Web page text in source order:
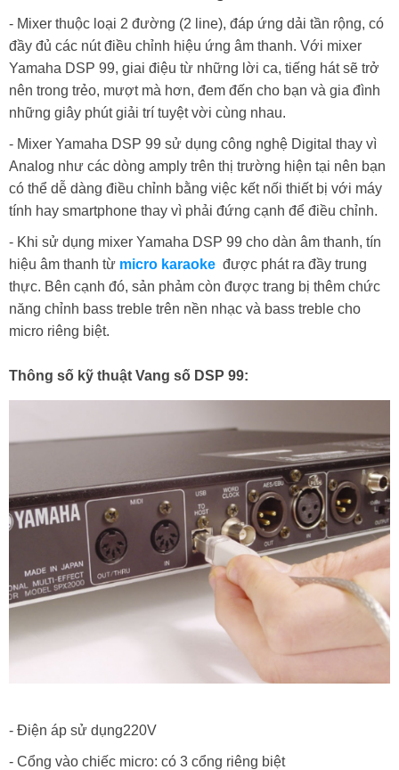
- Mixer thuộc loại 2 đường (2 line), đáp ứng dải tần rộng, có
đầy đủ các nút điều chỉnh hiệu ứng âm thanh. Với mixer
Yamaha DSP 99, giai điệu từ những lời ca, tiếng hát sẽ trở
nên trong trẻo, mượt mà hơn, đem đến cho bạn và gia đình
những giây phút giải trí tuyệt vời cùng nhau.
- Mixer Yamaha DSP 99 sử dụng công nghệ Digital thay vì
Analog như các dòng amply trên thị trường hiện tại nên bạn
có thể dễ dàng điều chỉnh bằng việc kết nối thiết bị với máy
tính hay smartphone thay vì phải đứng cạnh để điều chỉnh.
- Khi sử dụng mixer Yamaha DSP 99 cho dàn âm thanh, tín
hiệu âm thanh từ micro karaoke được phát ra đầy trung
thực. Bên cạnh đó, sản phảm còn được trang bị thêm chức
năng chỉnh bass treble trên nền nhạc và bass treble cho
micro riêng biệt.
Thông số kỹ thuật Vang số DSP 99:
- Điện áp sử dụng220V
- Cổng vào chiếc micro: có 3 cổng riêng biệt